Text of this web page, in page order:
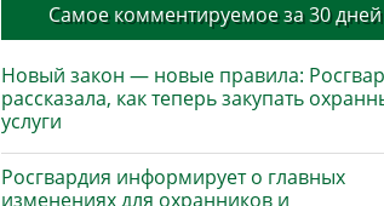
Самое комментируемое за 30 дней
Новый закон — новые правила:
рассказала, как теперь закупать
услуги
Росгвардия информирует о главных
изменениях для охранников и